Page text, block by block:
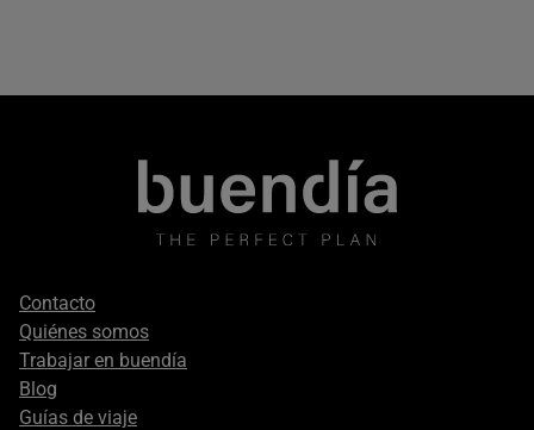
Footer
secondary
Contacto
Quiénes somos
Trabajar en buendía
Blog
Guías de viaje